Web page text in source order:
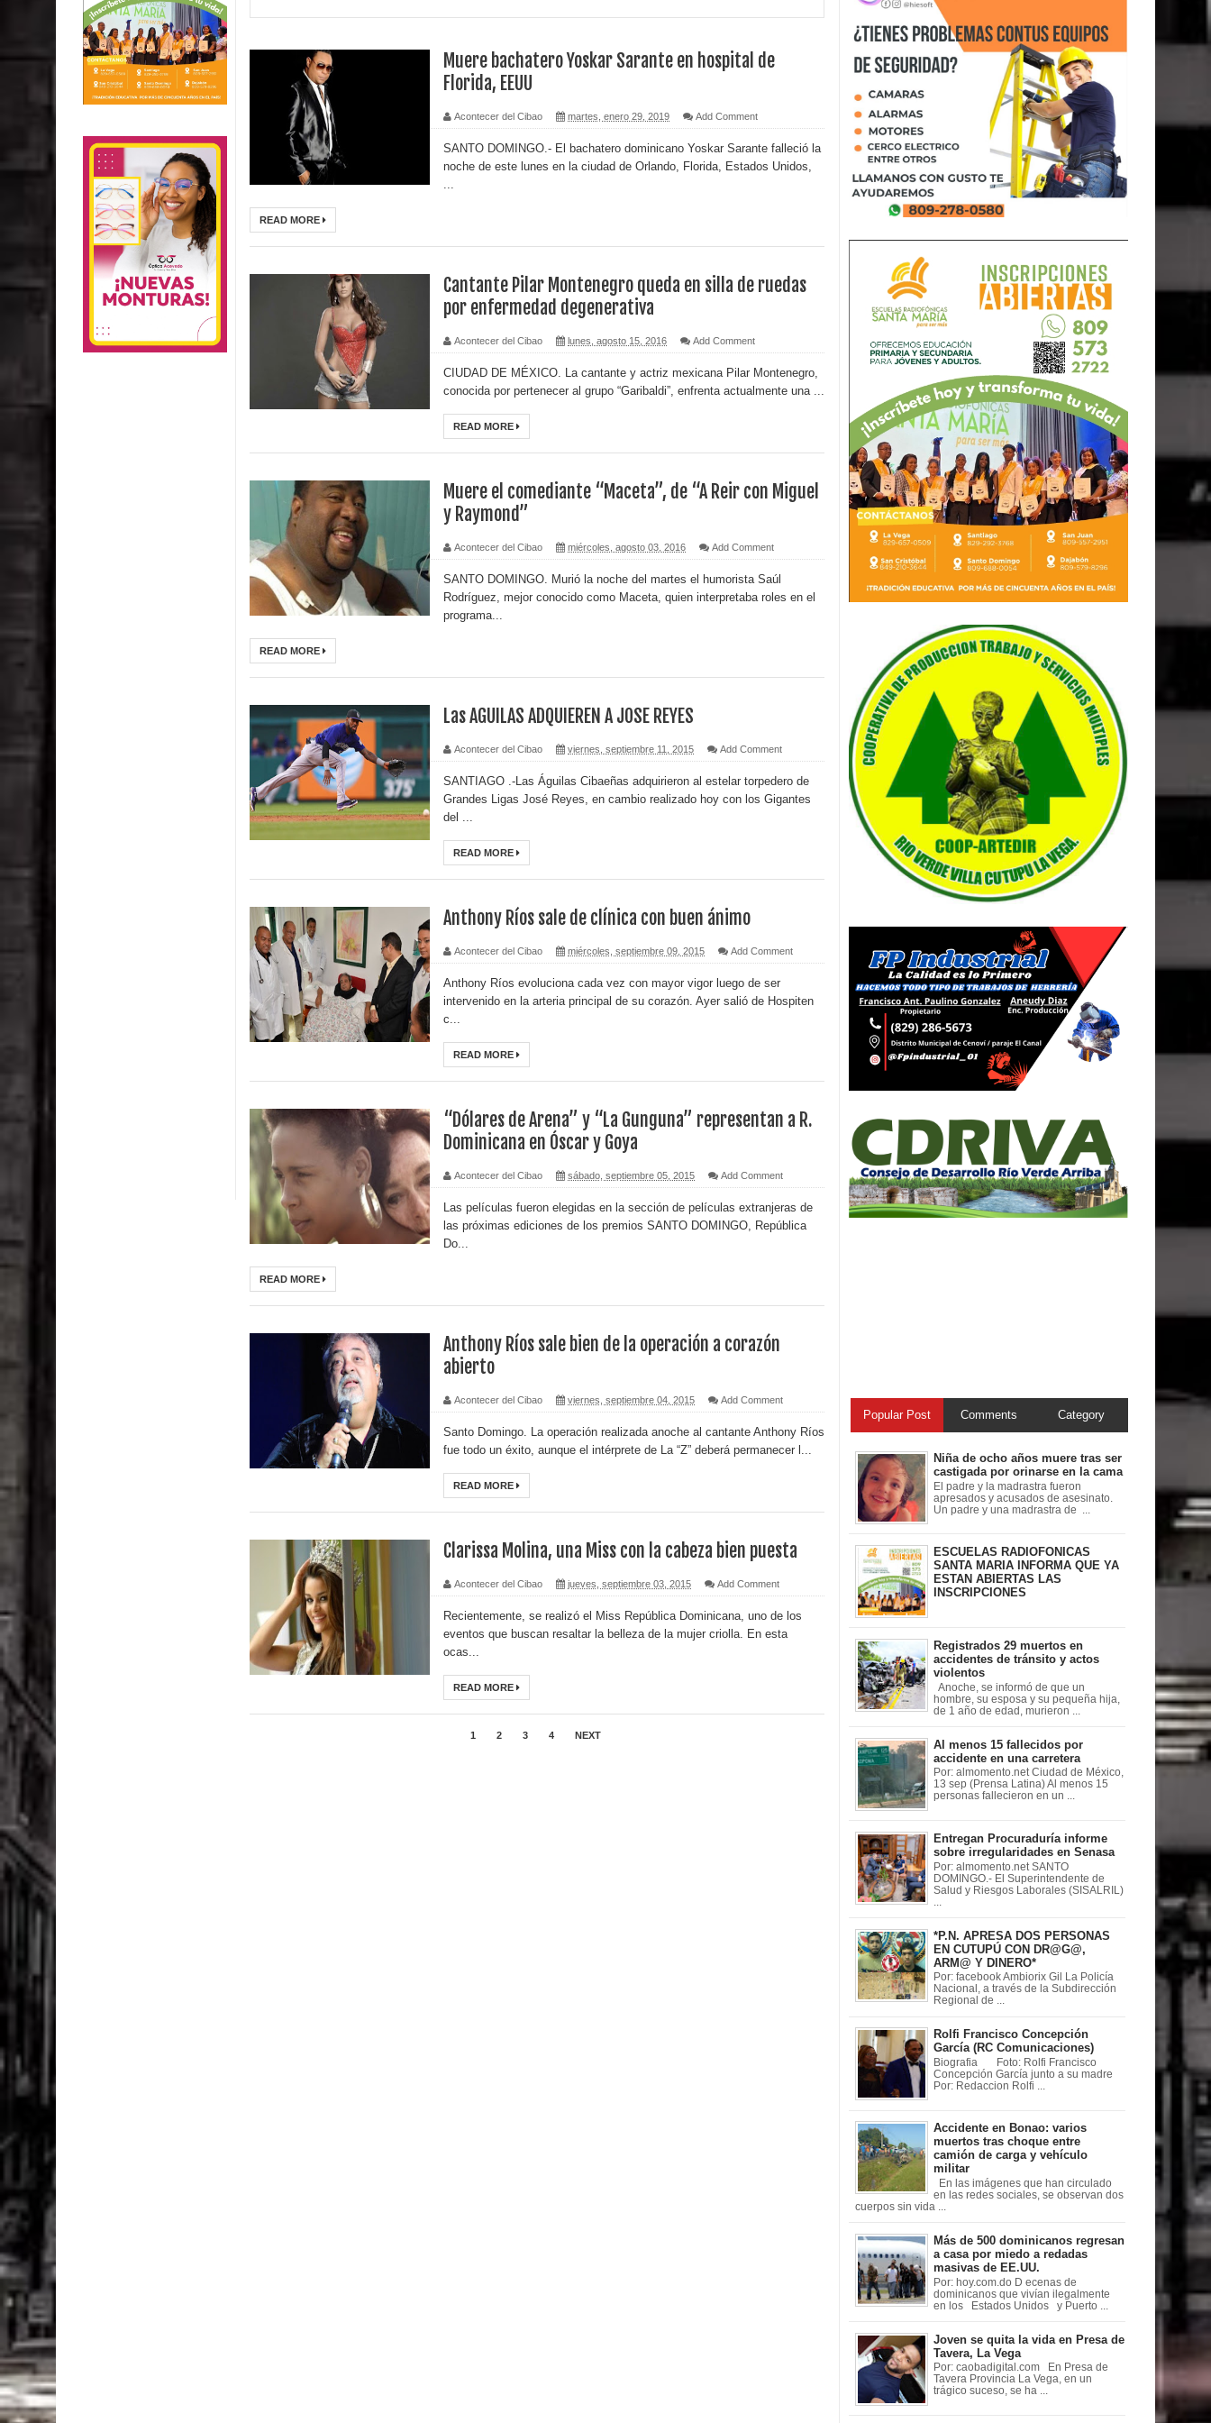
Muere bachatero Yoskar Sarante en hospital de
Florida, EEUU
Acontecer del Cibao martes, enero 29, 2019 Add Comment
SANTO DOMINGO.- El bachatero dominicano Yoskar Sarante falleció la
noche de este lunes en la ciudad de Orlando, Florida, Estados Unidos,
...
READ MORE
Cantante Pilar Montenegro queda en silla de ruedas
por enfermedad degenerativa
Acontecer del Cibao lunes, agosto 15, 2016 Add Comment
CIUDAD DE MÉXICO. La cantante y actriz mexicana Pilar Montenegro,
conocida por pertenecer al grupo “Garibaldi”, enfrenta actualmente una ...
READ MORE
Muere el comediante “Maceta”, de “A Reir con Miguel
y Raymond”
Acontecer del Cibao miércoles, agosto 03, 2016 Add Comment
SANTO DOMINGO. Murió la noche del martes el humorista Saúl
Rodríguez, mejor conocido como Maceta, quien interpretaba roles en el
programa...
READ MORE
Las AGUILAS ADQUIEREN A JOSE REYES
Acontecer del Cibao viernes, septiembre 11, 2015 Add Comment
SANTIAGO .-Las Águilas Cibaeñas adquirieron al estelar torpedero de
Grandes Ligas José Reyes, en cambio realizado hoy con los Gigantes
del ...
READ MORE
Anthony Ríos sale de clínica con buen ánimo
Acontecer del Cibao miércoles, septiembre 09, 2015 Add Comment
Anthony Ríos evoluciona cada vez con mayor vigor luego de ser
intervenido en la arteria principal de su corazón. Ayer salió de Hospiten
c...
READ MORE
“Dólares de Arena” y “La Gunguna” representan a R.
Dominicana en Óscar y Goya
Acontecer del Cibao sábado, septiembre 05, 2015 Add Comment
Las películas fueron elegidas en la sección de películas extranjeras de
las próximas ediciones de los premios SANTO DOMINGO, República
Do...
READ MORE
Anthony Ríos sale bien de la operación a corazón
abierto
Acontecer del Cibao viernes, septiembre 04, 2015 Add Comment
Santo Domingo. La operación realizada anoche al cantante Anthony Ríos
fue todo un éxito, aunque el intérprete de La “Z” deberá permanecer l...
READ MORE
Clarissa Molina, una Miss con la cabeza bien puesta
Acontecer del Cibao jueves, septiembre 03, 2015 Add Comment
Recientemente, se realizó el Miss República Dominicana, uno de los
eventos que buscan resaltar la belleza de la mujer criolla. En esta
ocas...
READ MORE
1 2 3 4 NEXT
Popular Post Comments Category
Niña de ocho años muere tras ser
castigada por orinarse en la cama
El padre y la madrastra fueron
apresados y acusados de asesinato.
Un padre y una madrastra de ...
ESCUELAS RADIOFONICAS
SANTA MARIA INFORMA QUE YA
ESTAN ABIERTAS LAS
INSCRIPCIONES
Registrados 29 muertos en
accidentes de tránsito y actos
violentos
Anoche, se informó de que un
hombre, su esposa y su pequeña hija,
de 1 año de edad, murieron ...
Al menos 15 fallecidos por
accidente en una carretera
Por: almomento.net Ciudad de México,
13 sep (Prensa Latina) Al menos 15
personas fallecieron en un ...
Entregan Procuraduría informe
sobre irregularidades en Senasa
Por: almomento.net SANTO
DOMINGO.- El Superintendente de
Salud y Riesgos Laborales (SISALRIL)
*P.N. APRESA DOS PERSONAS
EN CUTUPÚ CON DR@G@,
ARM@ Y DINERO*
Por: facebook Ambiorix Gil La Policía
Nacional, a través de la Subdirección
Regional de ...
Rolfi Francisco Concepción
García (RC Comunicaciones)
Biografia Foto: Rolfi Francisco
Concepción García junto a su madre
Por: Redaccion Rolfi ...
Accidente en Bonao: varios
muertos tras choque entre
camión de carga y vehículo
militar
En las imágenes que han circulado
en las redes sociales, se observan dos
cuerpos sin vida ...
Más de 500 dominicanos regresan
a casa por miedo a redadas
masivas de EE.UU.
Por: hoy.com.do D ecenas de
dominicanos que vivían ilegalmente
en los Estados Unidos y Puerto ...
Joven se quita la vida en Presa de
Tavera, La Vega
Por: caobadigital.com En Presa de
Tavera Provincia La Vega, en un
trágico suceso, se ha ...